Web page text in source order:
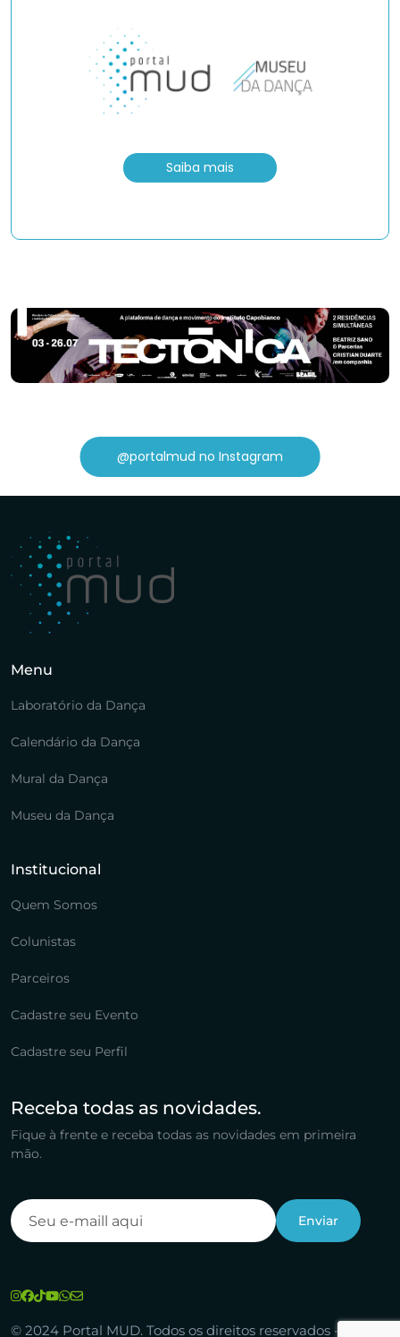
Saiba mais
@portalmud no Instagram
Menu
Laboratório da Dança
Calendário da Dança
Mural da Dança
Museu da Dança
Institucional
Quem Somos
Colunistas
Parceiros
Cadastre seu Evento
Cadastre seu Perfil
Receba todas as novidades.
Fique à frente e receba todas as novidades em primeira
mão.
© 2024 Portal MUD. Todos os direitos reservados -